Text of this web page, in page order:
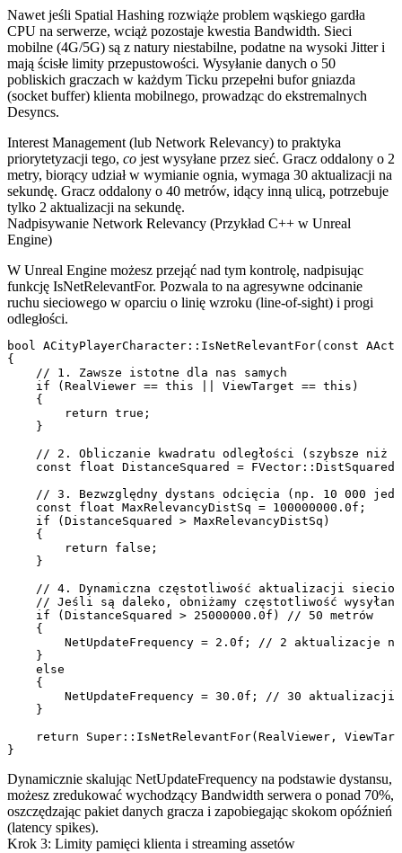
Nawet jeśli Spatial Hashing rozwiąże problem wąskiego gardła
CPU na serwerze, wciąż pozostaje kwestia Bandwidth. Sieci
mobilne (4G/5G) są z natury niestabilne, podatne na wysoki Jitter i
mają ścisłe limity przepustowości. Wysyłanie danych o 50
pobliskich graczach w każdym Ticku przepełni bufor gniazda
(socket buffer) klienta mobilnego, prowadząc do ekstremalnych
Desyncs.
Interest Management (lub Network Relevancy) to praktyka
priorytetyzacji tego, co jest wysyłane przez sieć. Gracz oddalony o 2
metry, biorący udział w wymianie ognia, wymaga 30 aktualizacji na
sekundę. Gracz oddalony o 40 metrów, idący inną ulicą, potrzebuje
tylko 2 aktualizacji na sekundę.
Nadpisywanie Network Relevancy (Przykład C++ w Unreal
Engine)
W Unreal Engine możesz przejąć nad tym kontrolę, nadpisując
funkcję IsNetRelevantFor. Pozwala to na agresywne odcinanie
ruchu sieciowego w oparciu o linię wzroku (line-of-sight) i progi
odległości.
bool ACityPlayerCharacter::IsNetRelevantFor(const
{
    // 1. Zawsze istotne dla nas samych
    if (RealViewer == this || ViewTarget == this)
    {
        return true;
    }
// 2. Obliczanie kwadratu odległości (szybsze niż
const float DistanceSquared =
// 3. Bezwzględny dystans odcięcia (np. 10 000
    const float MaxRelevancyDistSq = 100000000.0f;
    if (DistanceSquared > MaxRelevancyDistSq)
    {
        return false;
    }
// 4. Dynamiczna częstotliwość aktualizacji
// Jeśli są daleko, obniżamy częstotliwość
    if (DistanceSquared > 25000000.0f) // 50 metrów
    {
NetUpdateFrequency = 2.0f; // 2 aktualizacje
    }
    else
    {
NetUpdateFrequency = 30.0f; // 30 aktualizacji
    }
return Super::IsNetRelevantFor(RealViewer,
Dynamicznie skalując NetUpdateFrequency na podstawie dystansu,
możesz zredukować wychodzący Bandwidth serwera o ponad 70%,
oszczędzając pakiet danych gracza i zapobiegając skokom opóźnień
(latency spikes).
Krok 3: Limity pamięci klienta i streaming assetów